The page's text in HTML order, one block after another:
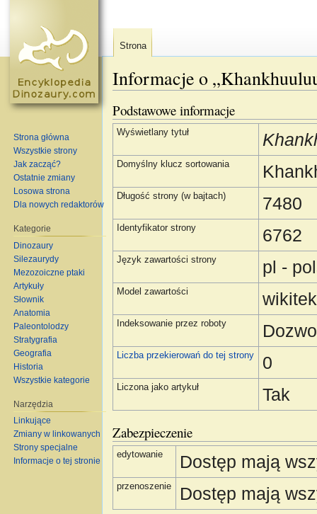
Informacje o
Podstawowe informacje
Wyświetlany tytuł
Domyślny klucz sortowania
Długość strony (w bajtach) 7480
Identyfikator strony 6762
Język zawartości strony pl -
Model zawartości
Indeksowanie przez roboty
Liczba przekierowań do tej strony 0
Liczona jako artykuł Tak
Zabezpieczenie
edytowanie Dostęp mają
przenoszenie Dostęp mają
Strona
Strona główna
Wszystkie strony
Jak zacząć?
Ostatnie zmiany
Losowa strona
Dla nowych redaktorów
Kategorie
Dinozaury
Silezaurydy
Mezozoiczne ptaki
Artykuły
Słownik
Anatomia
Paleontolodzy
Stratygrafia
Geografia
Historia
Wszystkie kategorie
Narzędzia
Linkujące
Zmiany w linkowanych
Strony specjalne
Informacje o tej stronie